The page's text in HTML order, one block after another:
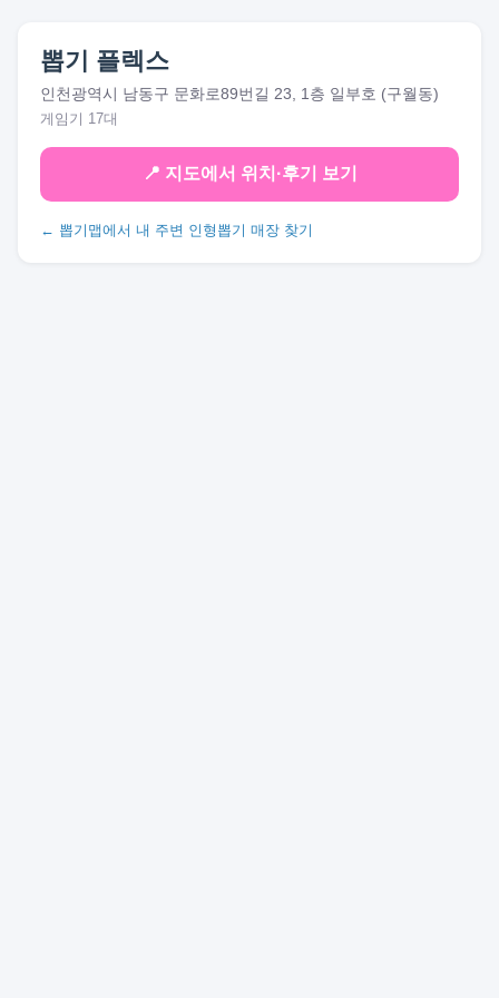
뽑기 플렉스
인천광역시 남동구 문화로89번길 23, 1층 일부호 (구월동)
게임기 17대
📍 지도에서 위치·후기 보기
← 뽑기맵에서 내 주변 인형뽑기 매장 찾기